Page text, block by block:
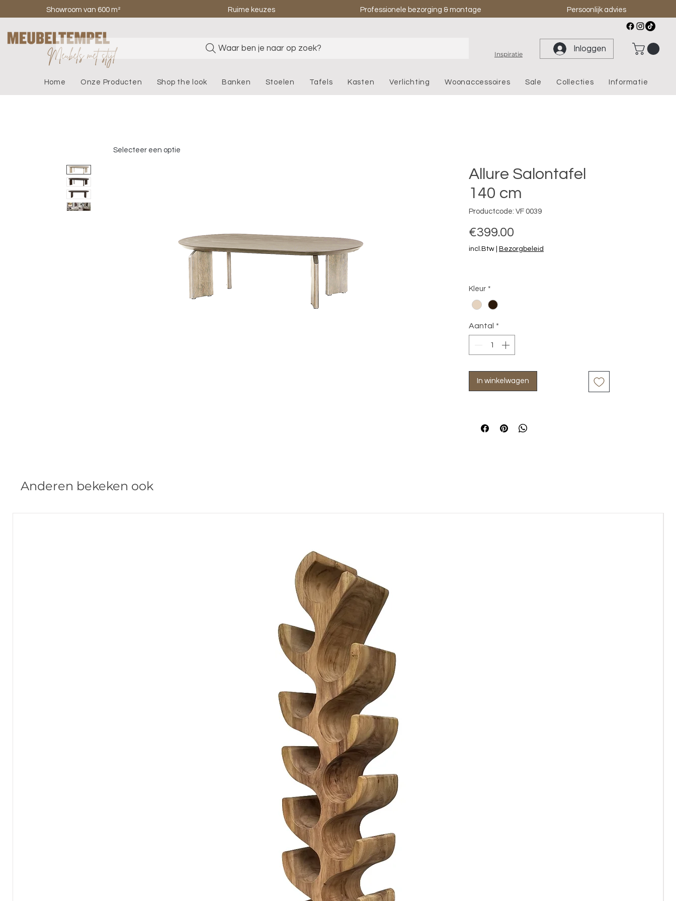
Showroom van 600 m² Ruime keuzes Professionele bezorging & montage Persoonlijk advies
Waar ben je naar op zoek?
Inspiratie
Inloggen
Home Onze Producten Shop the look Banken Stoelen Tafels Kasten Verlichting Woonaccessoires Sale Collecties Informatie
Allure Salontafel
140 cm
Productcode: VF 0039
€399.00
incl.Btw Bezorgbeleid
Kleur *
Aantal *
In winkelwagen
Selecteer een optie
Anderen bekeken ook